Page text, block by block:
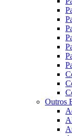
Outros